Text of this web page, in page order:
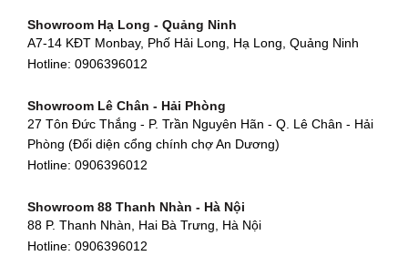
580 Phan Văn Trị, Phường 7, Quận 5, TP HCM
Hotline:0906396012
90 Đ. Cộng Hòa, Phường 4, Tân Bình, TP HCM
Hotline:0906396012
Hotline:0906396012
Showroom Cẩm Lệ - Đà Nẵng
Hotline:0906396012
Showroom Huế
54 Hùng Vương, Phú Hội, Thành phố Huế, Thừa Thiên Huế
Showroom Hà Tĩnh
82 Quang Trung, Thạch Quý, Hà Tĩnh
Showroom Hạ Long - Quảng Ninh
A7-14 KĐT Monbay, Phố Hải Long, Hạ Long, Quảng Ninh
Hotline: 0906396012
Showroom Lê Chân - Hải Phòng
27 Tôn Đức Thắng - P. Trần Nguyên Hãn - Q. Lê Chân - Hải
Phòng (Đối diện cổng chính chợ An Dương)
Hotline: 0906396012
Showroom 88 Thanh Nhàn - Hà Nội
88 P. Thanh Nhàn, Hai Bà Trưng, Hà Nội
Hotline: 0906396012